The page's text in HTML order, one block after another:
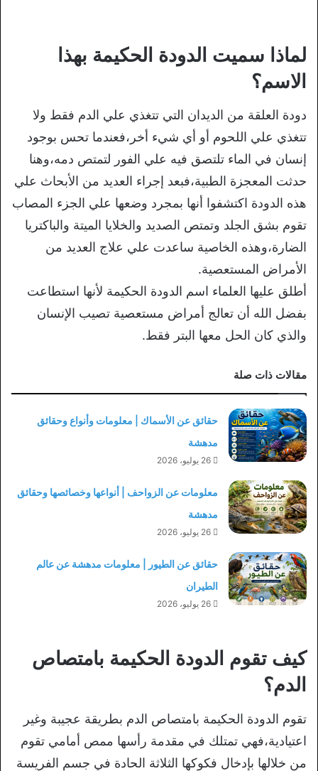
لماذا سميت الدودة الحكيمة بهذا
الاسم؟
دودة العلقة من الديدان التي تتغذي علي الدم فقط ولا
تتغذي علي اللحوم أو أي شيء أخر،فعندما تحس بوجود
إنسان في الماء تلتصق فيه علي الفور لتمتص دمه،وهنا
حدثت المعجزة الطبية،فبعد إجراء العديد من الأبحاث علي
هذه الدودة اكتشفوا أنها بمجرد وضعها علي الجزء المصاب
تقوم بشق الجلد وتمتص الصديد والخلايا الميتة والباكتريا
الضارة،وهذه الخاصية ساعدت علي علاج العديد من
الأمراض المستعصية.
أطلق عليها العلماء اسم الدودة الحكيمة لأنها استطاعت
بفضل الله أن تعالج أمراض مستعصية تصيب الإنسان
والذي كان الحل معها البتر فقط.
مقالات ذات صلة
حقائق عن الأسماك | معلومات وأنواع وحقائق
مدهشة
26 يوليو، 2026
معلومات عن الزواحف | أنواعها وخصائصها وحقائق
مدهشة
26 يوليو، 2026
حقائق عن الطيور | معلومات مدهشة عن عالم
الطيران
26 يوليو، 2026
كيف تقوم الدودة الحكيمة بامتصاص
الدم؟
تقوم الدودة الحكيمة بامتصاص الدم بطريقة عجيبة وغير
اعتيادية،فهي تمتلك في مقدمة رأسها ممص أمامي تقوم
من خلالها بإدخال فكوكها الثلاثة الحادة في جسم الفريسة